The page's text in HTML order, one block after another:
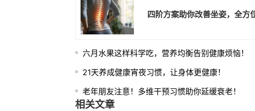
四阶方案助你改善坐姿，全方
六月水果这样科学吃，营养均衡告别健康烦恼！
21天养成健康宵夜习惯，让身体更健康！
老年朋友注意！多维干预习惯助你延缓衰老！
相关文章